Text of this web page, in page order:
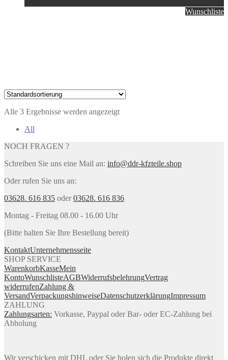
Wunschliste
Alle 3 Ergebnisse werden angezeigt
All
NOCH FRAGEN ?
Schreiben Sie uns eine Mail an: info@ddr-kfzteile.shop
Oder rufen Sie uns an:
03628. 616 835 oder03628. 616 836
Montag - Freitag 08.00 - 16.00 Uhr
(Bitte halten Sie Ihre Bestellung bereit)
KontaktUnternehmensseite
SHOP SERVICE
WarenkorbKasseMein
KontoWunschlisteAGBWiderrufsbelehrungVertrag
widerrufenZahlung &
VersandVerpackungshinweiseDatenschutzerklärungImpressum
ZAHLUNG
Zahlungsarten: Vorkasse, Paypal oder Bar- oder EC-Zahlung bei
Abholung
Wir verschicken mit DHL oder Sie holen sich die Produkte direkt